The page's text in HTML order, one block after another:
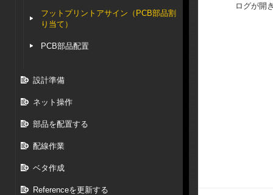
フットプリントアサイン（PCB部品割
り当て）
PCB部品配置
設計準備
ネット操作
部品を配置する
配線作業
ベタ作成
Referenceを更新する
ログが開